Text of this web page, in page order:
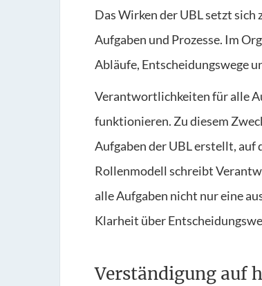
Das Wirken der UBL setzt
Aufgaben und Prozesse. Im
Abläufe, Entscheidungswege
Verantwortlichkeiten für alle
funktionieren. Zu diesem
Aufgaben der UBL erstellt, auf
Rollenmodell schreibt
alle Aufgaben nicht nur eine
Klarheit über
Verständigung auf